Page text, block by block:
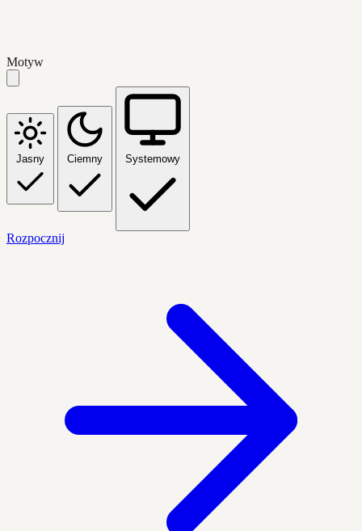
Motyw
Jasny Ciemny Systemowy
Rozpocznij